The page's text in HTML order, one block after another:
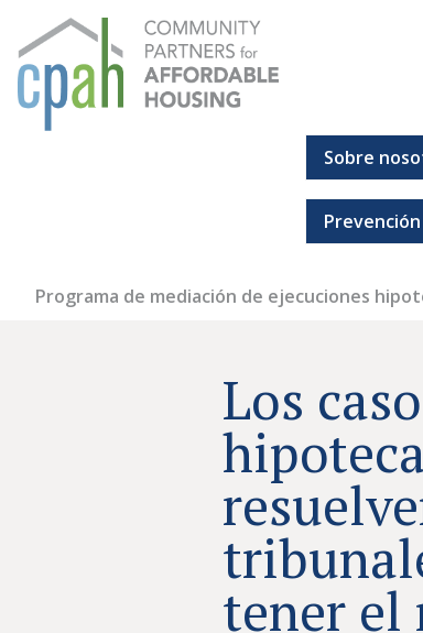
contenido
Socios comunitarios para la vivienda asequible
Todos deberían tener un lugar al que puedan
Sobre
Programa de mediación de ejecuciones
Los
tener el